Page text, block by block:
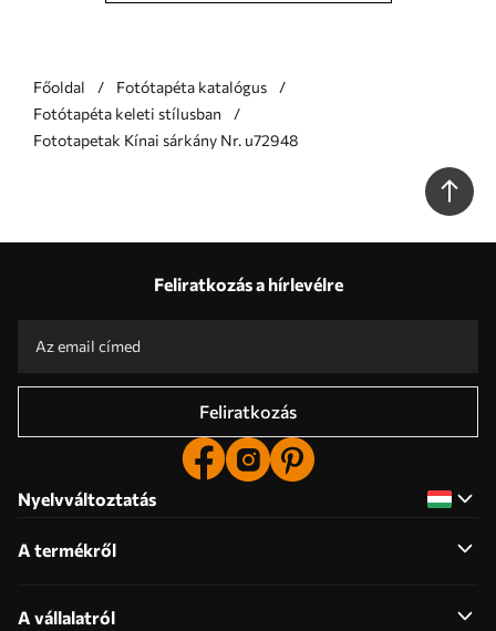
Főoldal
Fotótapéta katalógus
Fotótapéta keleti stílusban
Fototapetak Kínai sárkány Nr. u72948
Feliratkozás a hírlevélre
Feliratkozás
Nyelvváltoztatás
A termékről
A vállalatról